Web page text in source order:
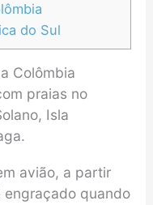
do Sul
Colômbia
praias no
Isla
avião, a partir
engraçado quando